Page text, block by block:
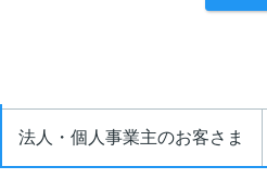
法人・個人事業主のお客さま